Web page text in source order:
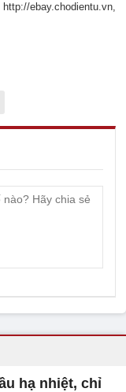
http://ebay.chodientu.vn,
hạ nhiệt, chỉ